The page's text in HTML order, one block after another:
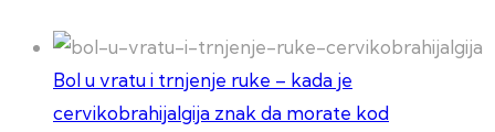
Bol u vratu i trnjenje ruke – kada je
cervikobrahijalgija znak da morate kod